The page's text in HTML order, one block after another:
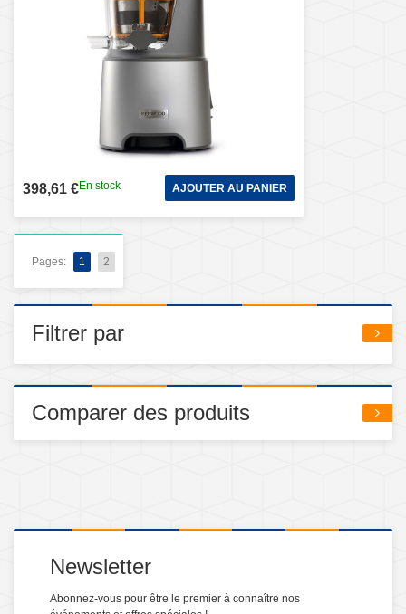
398,61 €En stock AJOUTER AU PANIER
Pages: 1 2
Filtrer par
Comparer des produits
Newsletter
Abonnez-vous pour être le premier à connaître nos